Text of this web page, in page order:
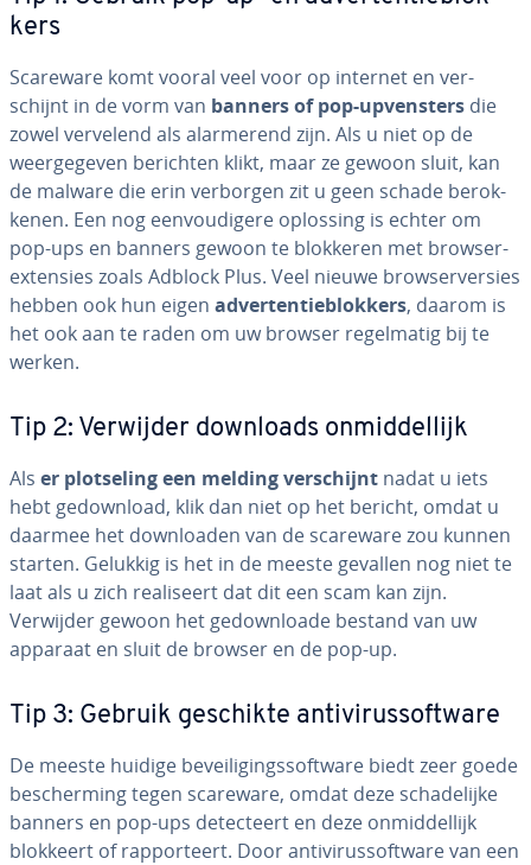
kers
Scareware komt vooral veel voor op internet en ver­
schijnt in de vorm van banners of pop-up­ven­sters die
zowel vervelend als alar­me­rend zijn. Als u niet op de
weer­ge­ge­ven berichten klikt, maar ze gewoon sluit, kan
de malware die erin verborgen zit u geen schade be­rok­
ke­nen. Een nog een­vou­di­ge­re oplossing is echter om
pop-ups en banners gewoon te blokkeren met brow­ser­
ex­ten­sies zoals Adblock Plus. Veel nieuwe brow­ser­ver­sies
hebben ook hun eigen ad­ver­ten­tie­blok­kers, daarom is
het ook aan te raden om uw browser re­gel­ma­tig bij te
werken.
Tip 2: Verwijder downloads on­mid­del­lijk
Als er plot­se­ling een melding ver­schijnt nadat u iets
hebt ge­down­load, klik dan niet op het bericht, omdat u
daarmee het down­lo­a­den van de scareware zou kunnen
starten. Gelukkig is het in de meeste gevallen nog niet te
laat als u zich re­a­li­seert dat dit een scam kan zijn.
Verwijder gewoon het ge­down­lo­a­de bestand van uw
apparaat en sluit de browser en de pop-up.
Tip 3: Gebruik geschikte an­ti­vi­rus­soft­wa­re
De meeste huidige be­vei­li­gings­soft­wa­re biedt zeer goede
be­scher­ming tegen scareware, omdat deze scha­de­lij­ke
banners en pop-ups de­tec­teert en deze on­mid­del­lijk
blokkeert of rap­por­teert. Door an­ti­vi­rus­soft­wa­re van een